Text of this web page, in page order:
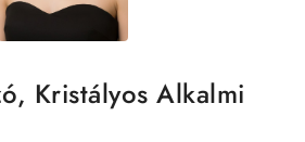
Kristályos Alkalmi